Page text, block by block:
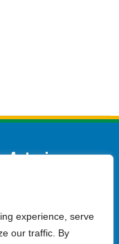
experience, serve
our traffic. By
nous